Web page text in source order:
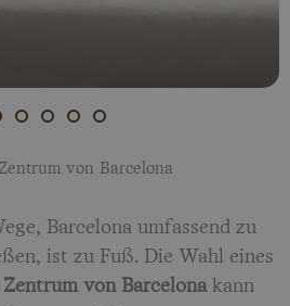
von Barcelona
Barcelona umfassend zu
ist zu Fuß. Die Wahl eines
von Barcelonakann